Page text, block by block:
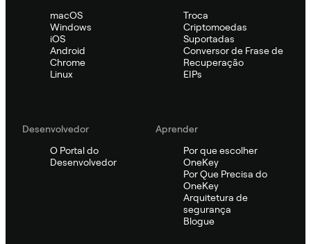
macOS
Windows
iOS
Android
Chrome
Linux
Troca
Criptomoedas
Suportadas
Conversor de Frase de
Recuperação
EIPs
Desenvolvedor
O Portal do
Desenvolvedor
Aprender
Por que escolher
OneKey
Por Que Precisa do
OneKey
Arquitetura de
segurança
Blogue